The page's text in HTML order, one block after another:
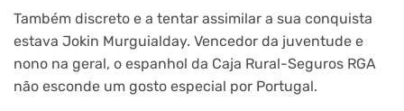
Também discreto e a tentar assimilar a sua conquista
estava Jokin Murguialday. Vencedor da juventude e
nono na geral, o espanhol da Caja Rural-Seguros RGA
não esconde um gosto especial por Portugal.